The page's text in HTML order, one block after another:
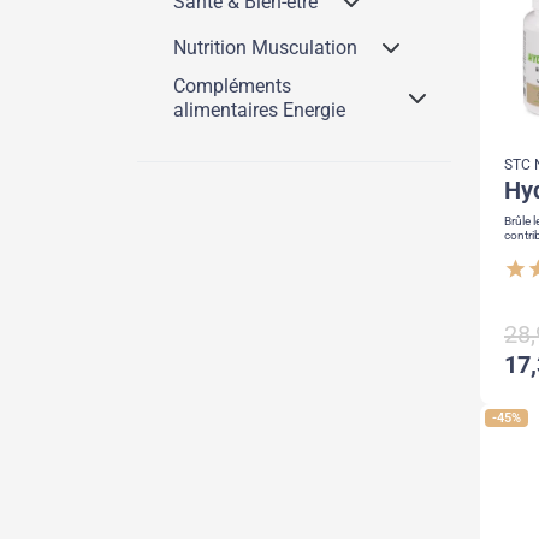
Nutrition Musculation
Compléments
alimentaires Energie
STC
Brûle
star
-45%